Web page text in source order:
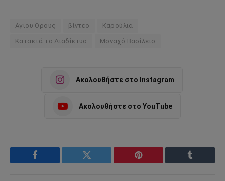
Αγίου Όρους βίντεο Καρούλια
Κατακτά το Διαδίκτυο Μοναχό Βασίλειο
Ακολουθήστε στο Instagram
Ακολουθήστε στο YouTube
Facebook Twitter Pinterest Tumblr